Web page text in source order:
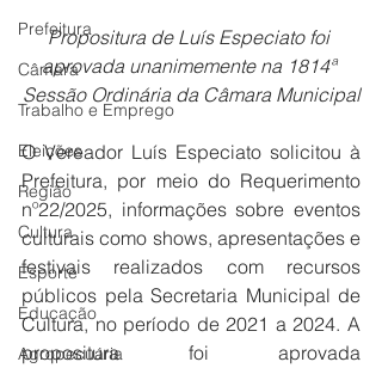
Prefeitura
Câmara
Trabalho e Emprego
Eleições
Região
Cultura
Esporte
Educação
Agropecuária
Propositura de Luís Especiato foi
aprovada unanimemente na 1814ª
Sessão Ordinária da Câmara Municipal
O Vereador Luís Especiato solicitou à
Prefeitura, por meio do Requerimento
nº22/2025, informações sobre eventos
culturais como shows, apresentações e
festivais realizados com recursos
públicos pela Secretaria Municipal de
Cultura, no período de 2021 a 2024. A
propositura foi aprovada